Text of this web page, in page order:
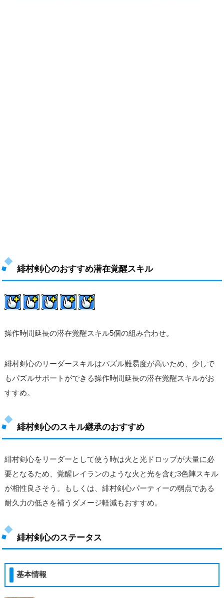
緋村剣心のおすすめ潜在覚醒スキル
操作時間延長の潜在覚醒スキル5個の組み合わせ。
緋村剣心のリーダースキルはパズル難易度が高いため、少しで
もパズルサポートができる操作時間延長の潜在覚醒スキルがお
すすめ。
緋村剣心のスキル継承のおすすめ
緋村剣心をリーダーとして使う時は火と光ドロップが大量に必
要となるため、覚醒レイランのような火と光を含む3色陣スキル
が相性良さそう。もしくは、緋村剣心パーティーの弱点である
耐久力の低さを補うダメージ軽減もおすすめ。
緋村剣心のステータス
基本情報